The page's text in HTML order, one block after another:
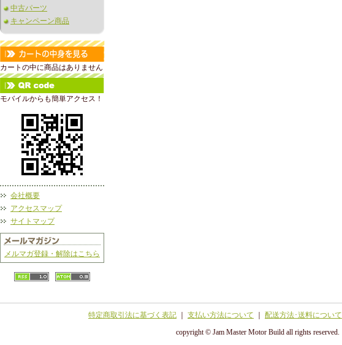
中古パーツ
キャンペーン商品
カートの中に商品はありません
モバイルからも簡単アクセス！
会社概要
アクセスマップ
サイトマップ
メルマガ登録・解除はこちら
特定商取引法に基づく表記 支払い方法について 配送方法･送料について
copyright © Jam Master Motor Build all rights reserved.